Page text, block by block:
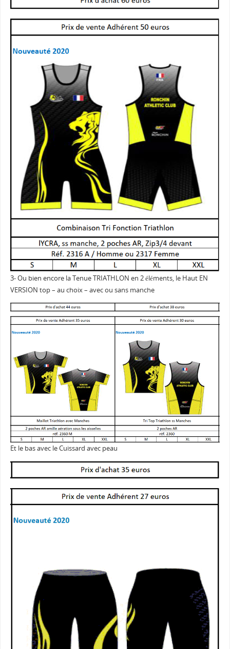
3- Ou bien encore la Tenue TRIATHLON en 2 éléments, le Haut EN
VERSION top – au choix – avec ou sans manche
Et le bas avec le Cuissard avec peau